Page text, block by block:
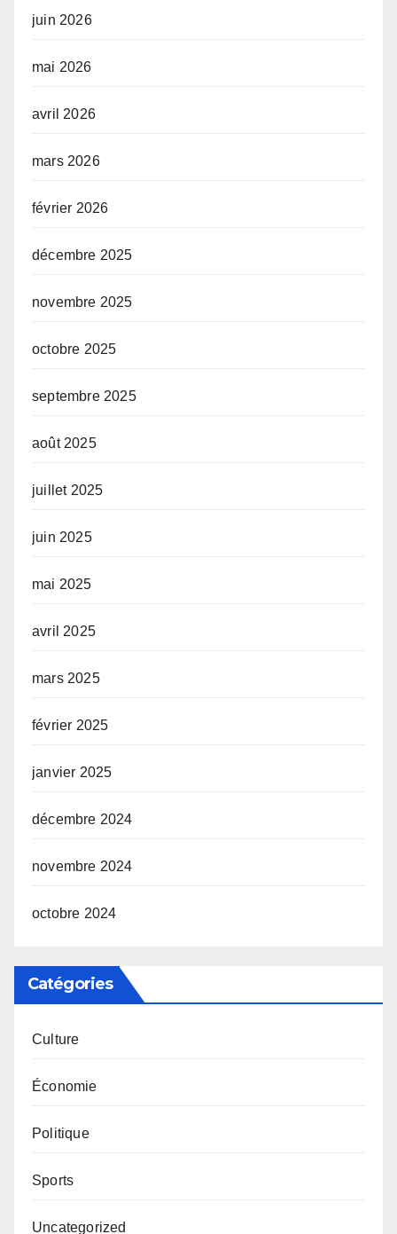
juin 2026
mai 2026
avril 2026
mars 2026
février 2026
décembre 2025
novembre 2025
octobre 2025
septembre 2025
août 2025
juillet 2025
juin 2025
mai 2025
avril 2025
mars 2025
février 2025
janvier 2025
décembre 2024
novembre 2024
octobre 2024
Catégories
Culture
Économie
Politique
Sports
Uncategorized